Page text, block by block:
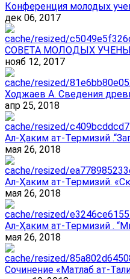
Конференция молодых
дек 06, 2017
СОВЕТА МОЛОДЫХ
нояб 12, 2017
Ходжаев А. Сведения
апр 25, 2018
Ал-Ҳаким ат-Термизий
мая 26, 2018
Ал-Ҳаким ат-Термизий.
мая 26, 2018
Ал-Ҳаким ат-Термизий .
мая 26, 2018
Сочинение «Матлаб ат-